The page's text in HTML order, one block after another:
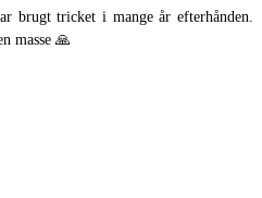
brugt tricket i mange år efterhånden.
masse 🙏